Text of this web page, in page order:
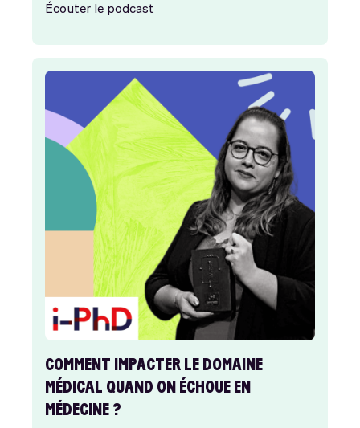
Écouter le podcast
COMMENT IMPACTER LE DOMAINE
MÉDICAL QUAND ON ÉCHOUE EN
MÉDECINE ?